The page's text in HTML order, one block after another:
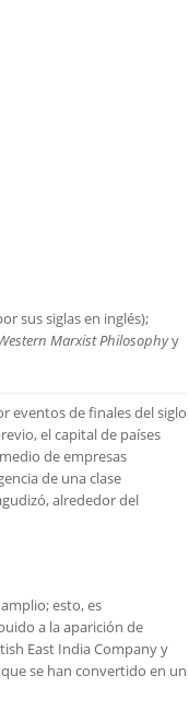
sus siglas en inglés);
Marxist Philosophyy
eventos de finales del siglo
el capital de países
de empresas
de una clase
alrededor del
esto, es
a la aparición de
East India Company y
se han convertido en un